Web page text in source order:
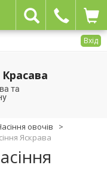
Вхід
та
овочів
>
Яскрава